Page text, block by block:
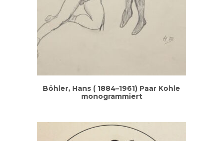
Böh­ler, Hans ( 1884–1961) Paar Koh­le
monogrammiert